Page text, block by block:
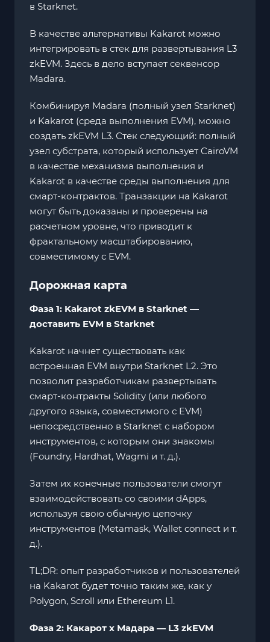
в Starknet.
В качестве альтернативы Kakarot можно
интегрировать в стек для развертывания L3
zkEVM. Здесь в дело вступает секвенсор
Madara.
Комбинируя Madara (полный узел Starknet)
и Kakarot (среда выполнения EVM), можно
создать zkEVM L3. Стек следующий: полный
узел субстрата, который использует CairoVM
в качестве механизма выполнения и
Kakarot в качестве среды выполнения для
смарт-контрактов. Транзакции на Kakarot
могут быть доказаны и проверены на
расчетном уровне, что приводит к
фрактальному масштабированию,
совместимому с EVM.
Дорожная карта
Фаза 1: Kakarot zkEVM в Starknet —
доставить EVM в Starknet
Kakarot начнет существовать как
встроенная EVM внутри Starknet L2. Это
позволит разработчикам развертывать
смарт-контракты Solidity (или любого
другого языка, совместимого с EVM)
непосредственно в Starknet с набором
инструментов, с которым они знакомы
(Foundry, Hardhat, Wagmi и т. д.).
Затем их конечные пользователи смогут
взаимодействовать со своими dApps,
используя свою обычную цепочку
инструментов (Metamask, Wallet connect и т.
д.).
TL;DR: опыт разработчиков и пользователей
на Kakarot будет точно таким же, как у
Polygon, Scroll или Ethereum L1.
Фаза 2: Какарот x Мадара — L3 zkEVM